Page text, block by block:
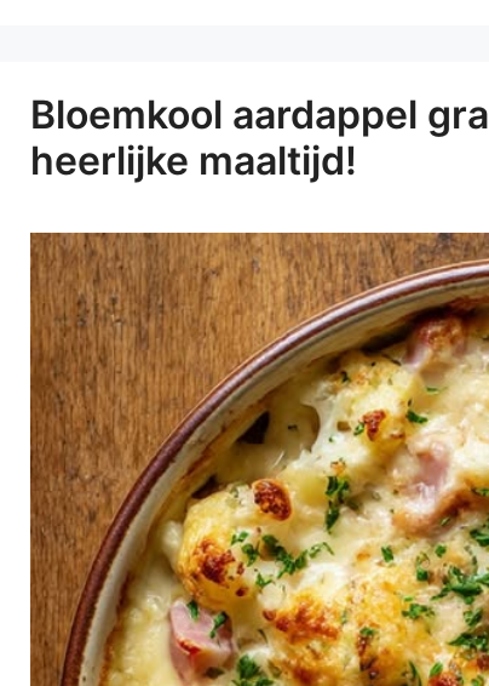
Bloemkool aardappel
heerlijke maaltijd!